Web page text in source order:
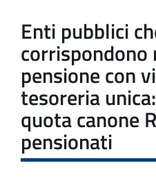
Enti pubblici
corrispondono
pensione con
tesoreria
quota canone
pensionati